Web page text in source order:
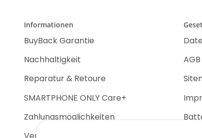
Informationen
BuyBack Garantie
Nachhaltigkeit
Reparatur & Retoure
SMARTPHONE ONLY Care+
Zahlungsmöglichkeiten
AGB